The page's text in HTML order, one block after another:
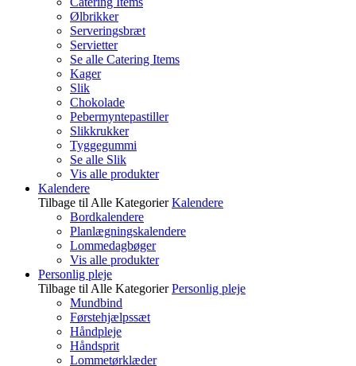
Ølbrikker
Serveringsbræt
Servietter
Se alle Catering Items
Kager
Slik
Chokolade
Pebermyntepastiller
Slikkrukker
Tyggegummi
Se alle Slik
Vis alle produkter
Kalendere
Tilbage til Alle Kategorier Kalendere
Bordkalendere
Planlægningskalendere
Lommedagbøger
Vis alle produkter
Personlig pleje
Tilbage til Alle Kategorier Personlig pleje
Mundbind
Førstehjælpssæt
Håndpleje
Håndsprit
Lommetørklæder